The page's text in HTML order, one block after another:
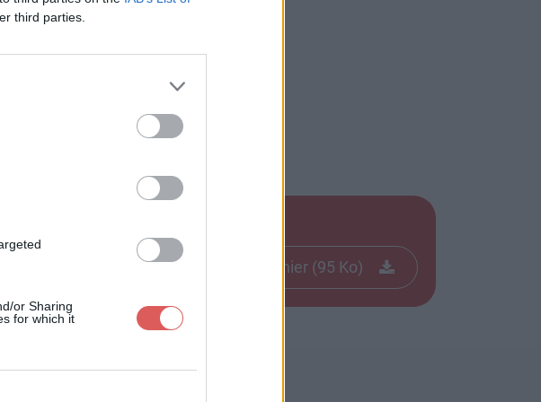
third parties.
or Sharing
for which it
Télécharger le fichier (95 Ko)